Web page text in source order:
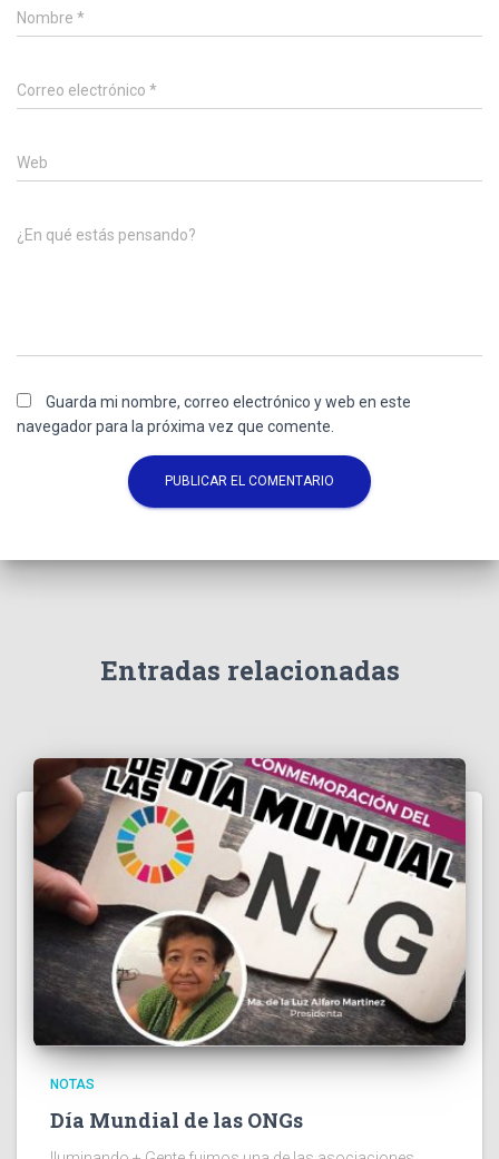
Nombre *
Correo electrónico *
Web
¿En qué estás pensando?
Guarda mi nombre, correo electrónico y web en este
navegador para la próxima vez que comente.
Entradas relacionadas
NOTAS
Día Mundial de las ONGs